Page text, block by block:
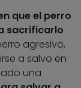
que el perro
sacrificarlo
agresivo,
a salvo en
una